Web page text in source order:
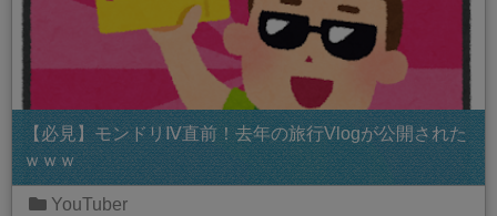
【必見】モンドリⅣ直前！去年の旅行Vlogが公開された
ｗｗｗ
YouTuber